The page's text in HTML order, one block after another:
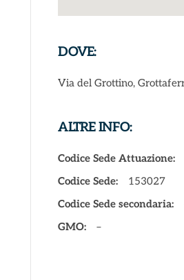
DOVE:
Via del Grottino,
ALTRE INFO:
Codice Sede Attuazione:
Codice Sede:
153027
Codice Sede secondaria:
GMO:
–